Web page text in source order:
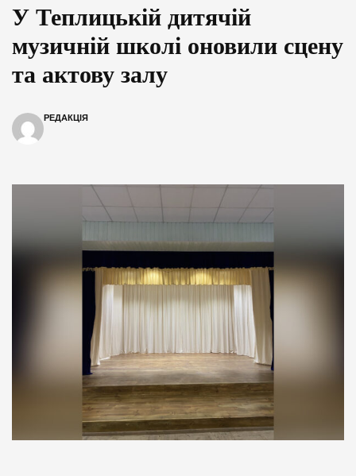
У Теплицькій дитячій
музичній школі оновили сцену
та актову залу
РЕДАКЦІЯ